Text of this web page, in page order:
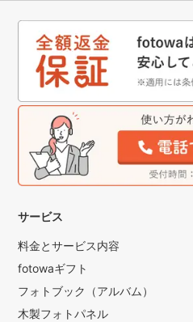
サービス
料金とサービス内容
fotowaギフト
フォトブック（アルバム）
木製フォトパネル